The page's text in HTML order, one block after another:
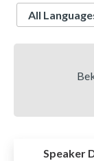
Language
Speaker